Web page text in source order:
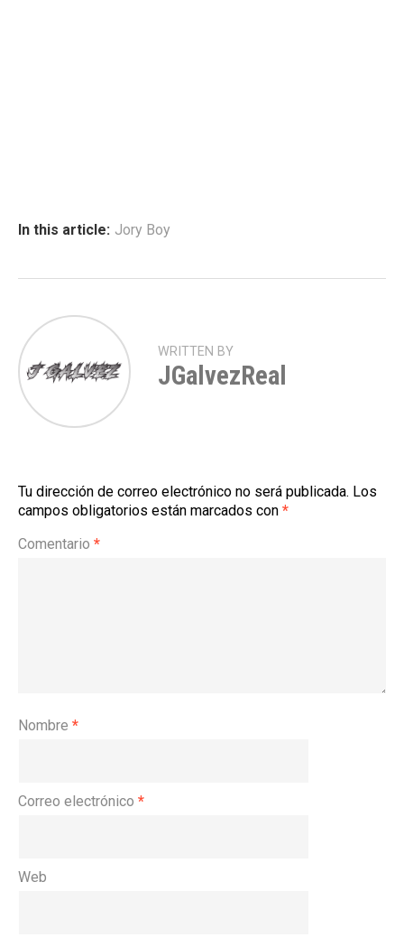
In this article: Jory Boy
WRITTEN BY
JGalvezReal
Tu dirección de correo electrónico no será publicada. Los
campos obligatorios están marcados con *
Comentario *
Nombre *
Correo electrónico *
Web